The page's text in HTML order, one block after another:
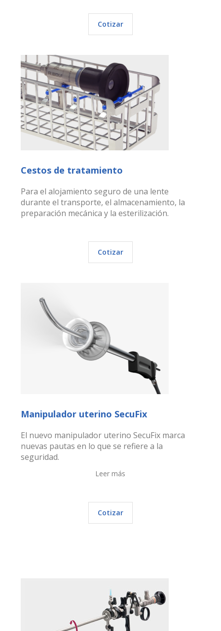
Cotizar
Cestos de tratamiento
Para el alojamiento seguro de una lente
durante el transporte, el almacenamiento, la
preparación mecánica y la esterilización.
Cotizar
Manipulador uterino SecuFix
El nuevo manipulador uterino SecuFix marca
nuevas pautas en lo que se refiere a la
seguridad.
Leer más
Cotizar